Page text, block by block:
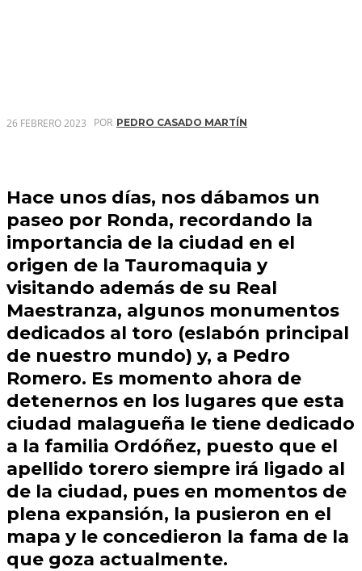
26 FEBRERO 2023 POR PEDRO CASADO MARTÍN
Hace unos días, nos dábamos un
paseo por Ronda, recordando la
importancia de la ciudad en el
origen de la Tauromaquia y
visitando además de su Real
Maestranza, algunos monumentos
dedicados al toro (eslabón principal
de nuestro mundo) y, a Pedro
Romero. Es momento ahora de
detenernos en los lugares que esta
ciudad malagueña le tiene dedicado
a la familia Ordóñez, puesto que el
apellido torero siempre irá ligado al
de la ciudad, pues en momentos de
plena expansión, la pusieron en el
mapa y le concedieron la fama de la
que goza actualmente.